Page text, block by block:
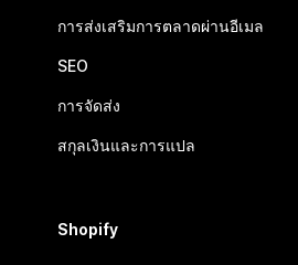
การส่งเสริมการตลาดผ่านอีเมล
SEO
การจัดส่ง
สกุลเงินและการแปล
Shopify